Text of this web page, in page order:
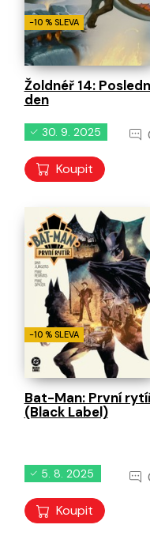
-10 % SLEVA
Žoldnéř 14:
den
30. 9. 2025
Koupit
-10 % SLEVA
Bat-Man: První
(Black Label)
5. 8. 2025
Koupit